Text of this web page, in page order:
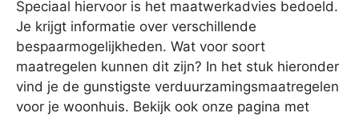
Speciaal hiervoor is het maatwerkadvies bedoeld.
Je krijgt informatie over verschillende
bespaarmogelijkheden. Wat voor soort
maatregelen kunnen dit zijn? In het stuk hieronder
vind je de gunstigste verduurzamingsmaatregelen
voor je woonhuis. Bekijk ook onze pagina met